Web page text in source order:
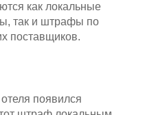
как локальные
так и штрафы по
поставщиков.
появился